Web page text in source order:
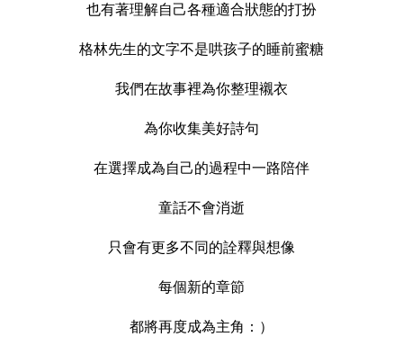
也有著理解自己各種適合狀態的打扮
格林先生的文字不是哄孩子的睡前蜜糖
我們在故事裡為你整理襯衣
為你收集美好詩句
在選擇成為自己的過程中一路陪伴
童話不會消逝
只會有更多不同的詮釋與想像
每個新的章節
都將再度成為主角：）